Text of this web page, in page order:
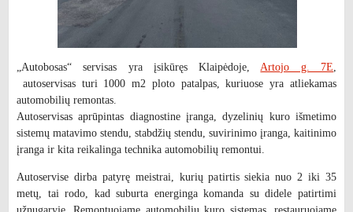
„Autobosas“ servisas yra įsikūręs Klaipėdoje,Artojo g. 7E,
autoservisas turi 1000 m2 ploto patalpas, kuriuose yra atliekamas
automobilių remontas.
Autoservisas aprūpintas diagnostine įranga, dyzelinių kuro išmetimo
sistemų matavimo stendu, stabdžių stendu, suvirinimo įranga, kaitinimo
įranga ir kita reikalinga technika automobilių remontui.
Autoservise dirba patyrę meistrai, kurių patirtis siekia nuo 2 iki 35
metų, tai rodo, kad suburta energinga komanda su didele patirtimi